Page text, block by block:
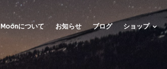
について お知らせ ブログ ショップ